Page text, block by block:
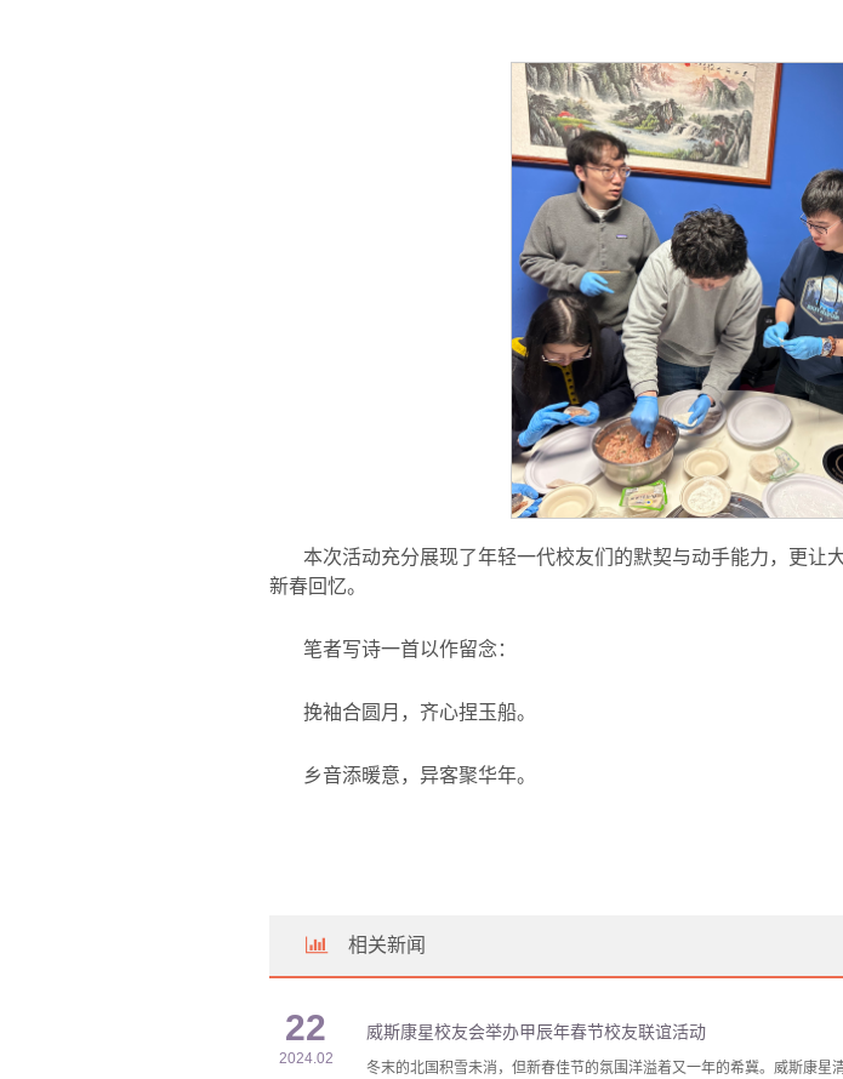
本次活动充分展现了年轻一代校友们的默契与动手能力，更让
新春回忆。
笔者写诗一首以作留念：
挽袖合圆月，齐心捏玉船。
乡音添暖意，异客聚华年。
相关新闻
22
2024.02
威斯康星校友会举办甲辰年春节校友联谊活动
冬末的北国积雪未消，但新春佳节的氛围洋溢着又一年的希冀。威斯康